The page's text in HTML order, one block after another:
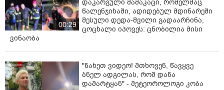
00:29
დაკარგული მამაკაცი, რომელმაც
წალენჯიხაში, ადიდებულ მდინარეში
შესული დედა-შვილი გადაარჩინა,
ცოცხალი იპოვეს: ცნობილია მისი
ვინაობა
"ნახეთ ვიდეო! მთხოვენ, წავყვე
ბნელ ადგილას, რომ დანა
დამარტყან" - მეტეოროლოგი კობა